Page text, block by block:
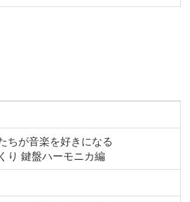
ちが音楽を好きになる
り 鍵盤ハーモニカ編